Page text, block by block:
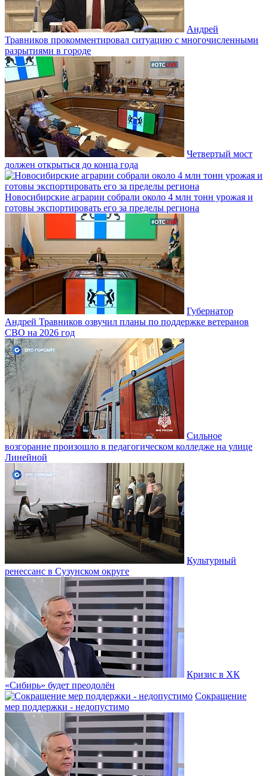
Андрей
Травников прокомментировал ситуацию с многочисленными
разрытиями в городе
Четвертый мост
должен открыться до конца года
Новосибирские аграрии собрали около 4 млн тонн урожая и
готовы экспортировать его за пределы региона
Губернатор
Андрей Травников озвучил планы по поддержке ветеранов
СВО на 2026 год
Сильное
возгорание произошло в педагогическом колледже на улице
Линейной
Культурный
ренессанс в Сузунском округе
Кризис в ХК
«Сибирь» будет преодолён
Сокращение
мер поддержки - недопустимо